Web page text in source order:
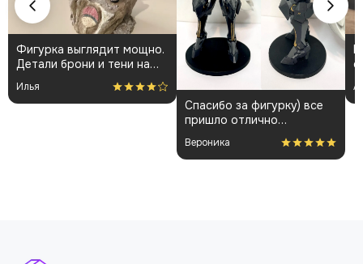
Фигурка выглядит мощно.
Детали брони и тени на
плаще проработаны
аккуратно. Пришла быстро
и без повреждений.
Илья
Спасибо за фигурку) все
пришло отлично
упакованным. Отдельная
благодарность за
покраску модели.
Вероника